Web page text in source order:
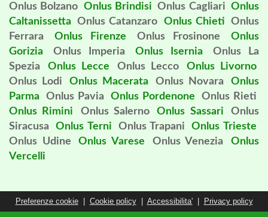
Onlus Bolzano Onlus Brindisi Onlus Cagliari Onlus
Caltanissetta Onlus Catanzaro Onlus Chieti
Onlus
Ferrara
Onlus Firenze Onlus Frosinone
Onlus
Gorizia
Onlus Imperia Onlus Isernia
Onlus La
Spezia
Onlus Lecce Onlus Lecco
Onlus Livorno
Onlus Lodi
Onlus Macerata Onlus Novara
Onlus
Parma
Onlus Pavia Onlus Pordenone
Onlus Rieti
Onlus Rimini
Onlus Salerno Onlus Sassari
Onlus
Siracusa
Onlus Terni Onlus Trapani
Onlus Trieste
Onlus Udine
Onlus Varese Onlus Venezia
Onlus
Vercelli
Preferenze cookie| Cookie policy| Accessibilita'| Privacy policy